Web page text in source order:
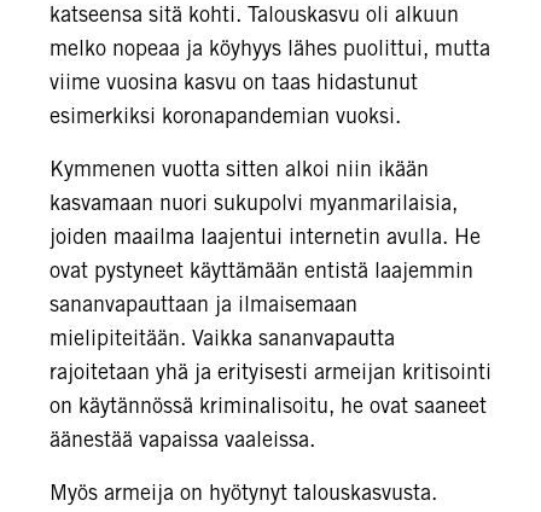
katseensa sitä kohti. Talouskasvu oli alkuun
melko nopeaa ja köyhyys lähes puolittui, mutta
viime vuosina kasvu on taas hidastunut
esimerkiksi koronapandemian vuoksi.
Kymmenen vuotta sitten alkoi niin ikään
kasvamaan nuori sukupolvi myanmarilaisia,
joiden maailma laajentui internetin avulla. He
ovat pystyneet käyttämään entistä laajemmin
sananvapauttaan ja ilmaisemaan
mielipiteitään. Vaikka sananvapautta
rajoitetaan yhä ja erityisesti armeijan kritisointi
on käytännössä kriminalisoitu, he ovat saaneet
äänestää vapaissa vaaleissa.
Myös armeija on hyötynyt talouskasvusta.